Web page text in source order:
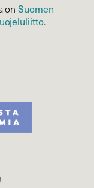
onSuomen
.